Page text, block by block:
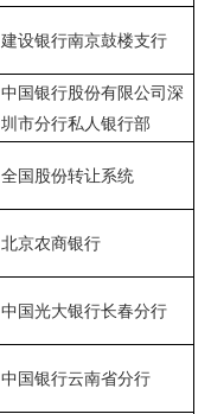
建设银行南京鼓楼支行
中国银行股份有限公司深
圳市分行私人银行部
全国股份转让系统
北京农商银行
中国光大银行长春分行
中国银行云南省分行